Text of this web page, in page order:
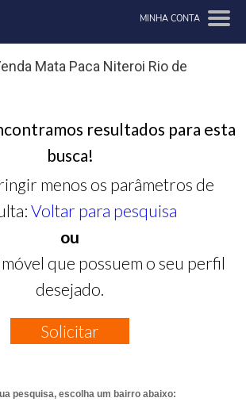
MINHA CONTA
Mata Paca Niteroi Rio de
resultados para esta
busca!
menos os parâmetros de
Voltar para pesquisa
ou
que possuem o seu perfil
desejado.
Solicitar
pesquisa, escolha um bairro abaixo: